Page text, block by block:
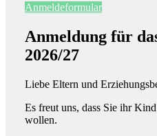
Anmeldeformular
Anmeldung für
2026/27
Lie­be El­tern und
Es freut uns, dass Sie ihr
wol­len.